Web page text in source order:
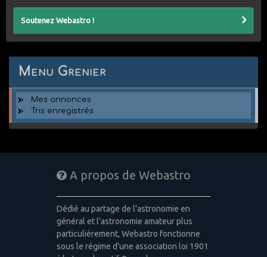
Soutenez Webastro !
Menu Grenier
Mes annonces
Tris enregistrés
A propos de Webastro
Dédié au partage de l'astronomie en
général et l'astronomie amateur plus
particulièrement, Webastro fonctionne
sous le régime d'une association loi 1901